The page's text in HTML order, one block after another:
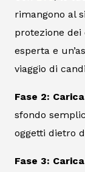
rimangono al
protezione
esperta e
viaggio di
Fase 2:
sfondo
oggetti dietro
Fase 3: